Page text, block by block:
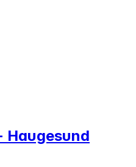
Haugesund